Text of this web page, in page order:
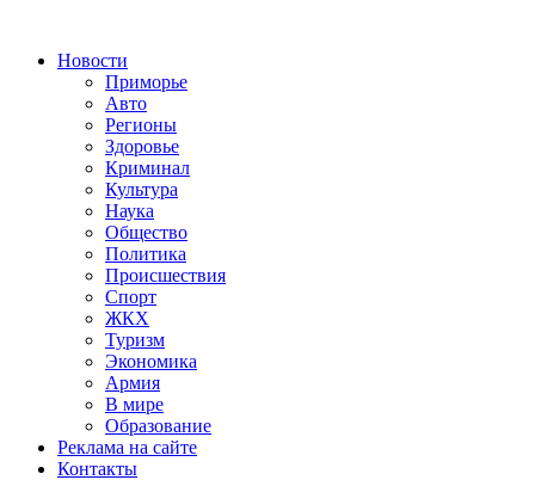
Новости
Приморье
Авто
Регионы
Здоровье
Криминал
Культура
Наука
Общество
Политика
Происшествия
Спорт
ЖКХ
Туризм
Экономика
Армия
В мире
Образование
Реклама на сайте
Контакты